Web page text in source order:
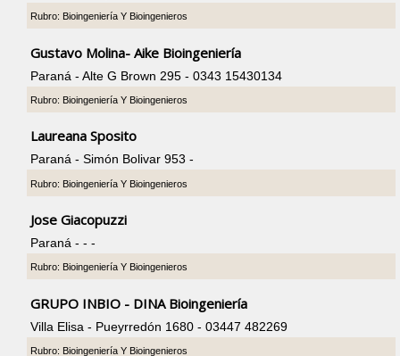
Rubro: Bioingeniería Y Bioingenieros
Gustavo Molina- Aike Bioingeniería
Paraná - Alte G Brown 295 - 0343 15430134
Rubro: Bioingeniería Y Bioingenieros
Laureana Sposito
Paraná - Simón Bolivar 953 -
Rubro: Bioingeniería Y Bioingenieros
Jose Giacopuzzi
Paraná - - -
Rubro: Bioingeniería Y Bioingenieros
GRUPO INBIO - DINA Bioingeniería
Villa Elisa - Pueyrredón 1680 - 03447 482269
Rubro: Bioingeniería Y Bioingenieros